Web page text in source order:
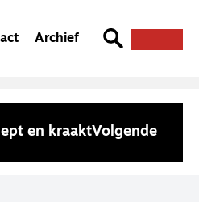
Archief
en kraaktVolgende